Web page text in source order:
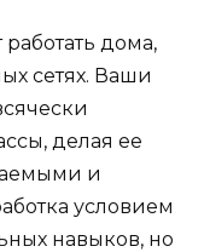
дома,
сетях. Ваши
делая ее
и
условием
навыков, но